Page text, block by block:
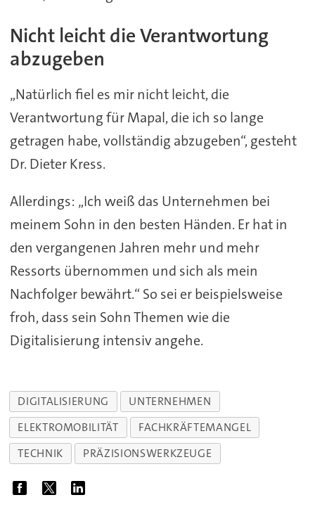
Nicht leicht die Verantwortung
abzugeben
„Natürlich fiel es mir nicht leicht, die
Verantwortung für Mapal, die ich so lange
getragen habe, vollständig abzugeben“, gesteht
Dr. Dieter Kress.
Allerdings: „Ich weiß das Unternehmen bei
meinem Sohn in den besten Händen. Er hat in
den vergangenen Jahren mehr und mehr
Ressorts übernommen und sich als mein
Nachfolger bewährt.“ So sei er beispielsweise
froh, dass sein Sohn Themen wie die
Digitalisierung intensiv angehe.
DIGITALISIERUNG
UNTERNEHMEN
ELEKTROMOBILITÄT
FACHKRÄFTEMANGEL
TECHNIK
PRÄZISIONSWERKZEUGE